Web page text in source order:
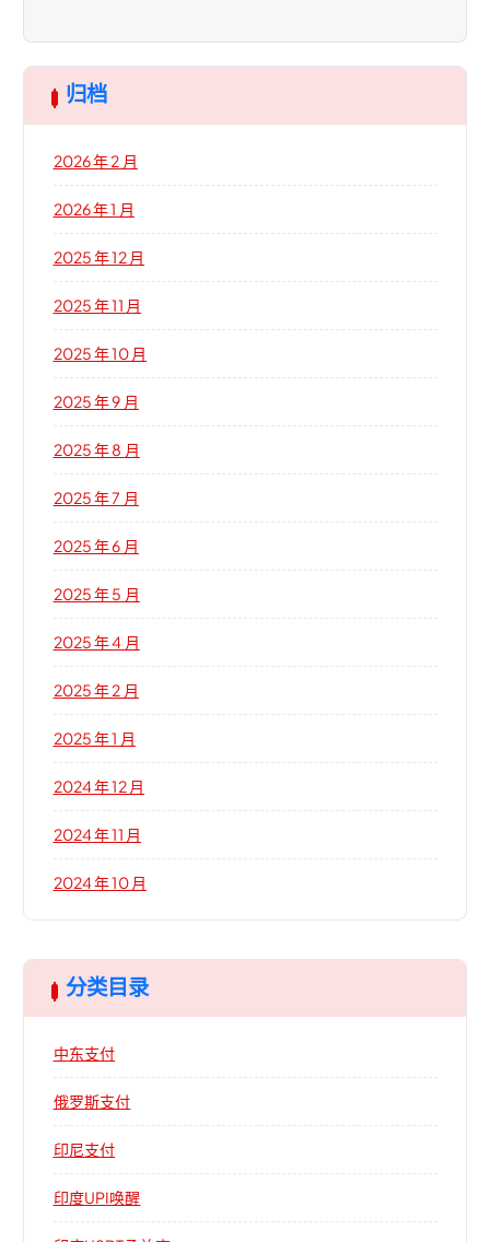
归档
2026 年 2 月
2026 年 1 月
2025 年 12 月
2025 年 11 月
2025 年 10 月
2025 年 9 月
2025 年 8 月
2025 年 7 月
2025 年 6 月
2025 年 5 月
2025 年 4 月
2025 年 2 月
2025 年 1 月
2024 年 12 月
2024 年 11 月
2024 年 10 月
分类目录
中东支付
俄罗斯支付
印尼支付
印度UPI唤醒